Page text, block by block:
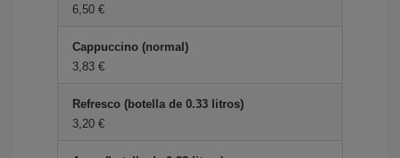
6,50 €
Cappuccino (normal)
3,83 €
Refresco (botella de 0.33 litros)
3,20 €